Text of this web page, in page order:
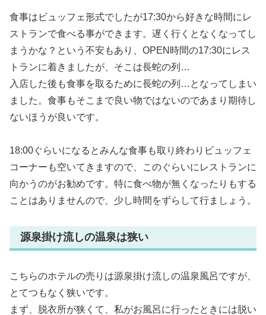
食事はビュッフェ形式でしたが17:30から好きな時間にレ
ストランで食べる事ができます。遅く行くとなくなってし
まうかな？という不安もあり、OPEN時間の17:30にレス
トランに着きましたが、そこは長蛇の列…
入店した後も食事を取るために長蛇の列…となってしまい
ました。食事もそこまで良い物ではないのであまり期待し
ないほうが良いです。
18:00ぐらいになるとみんな食事も取り終わりビュッフェ
コーナーも空いてきますので、このぐらいにレストランに
向かうのがお勧めです。特に食べ物が無くなったりもする
ことはありませんので、少し時間をずらして行ましょう。
源泉掛け流しの温泉は狭い
こちらのホテルの売りは源泉掛け流しの温泉風呂ですが、
とてつもなく狭いです。
まず、脱衣所が狭くて、私がお風呂に行ったときには脱い